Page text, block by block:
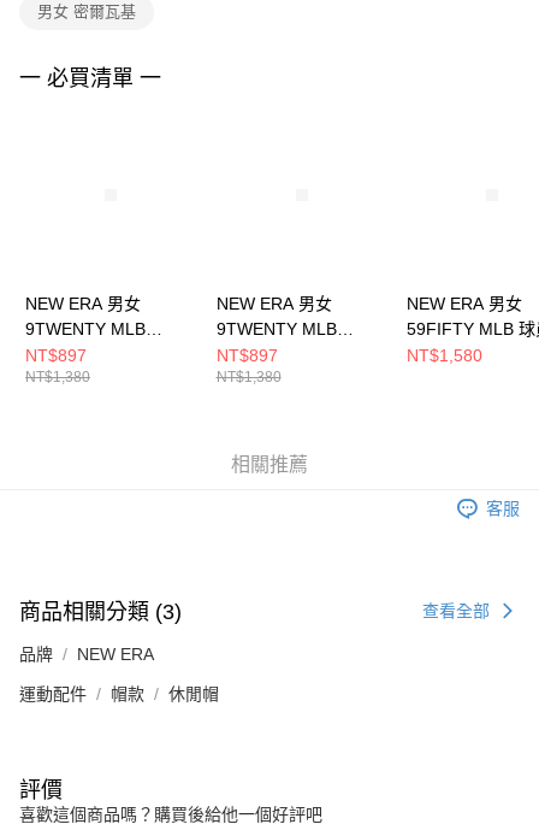
３．未成年的使用者請事先徵得法定代理人或監護人之同意方可使用
４．使用「AFTEE先享後付」時，將依據個別帳號之用戶狀況，依本公司即
男女 密爾瓦基
一 必買清單 一
NEW ERA 男女
9TWENTY MLB
VARSITY COOP布魯
克林道奇
NT$897
NT$1,380
NEW ERA 男女
9TWENTY MLB
VARSITY COOP聖地
牙哥教士
NT$897
NT$1,380
NEW ERA 男女
59FIFTY MLB 球
巴爾的摩金鶯
NT$1,580
相關推薦
客服
商品相關分類 (3) 查看全部
品牌 NEW ERA
運動配件 帽款 休閒帽
評價
喜歡這個商品嗎？購買後給他一個好評吧